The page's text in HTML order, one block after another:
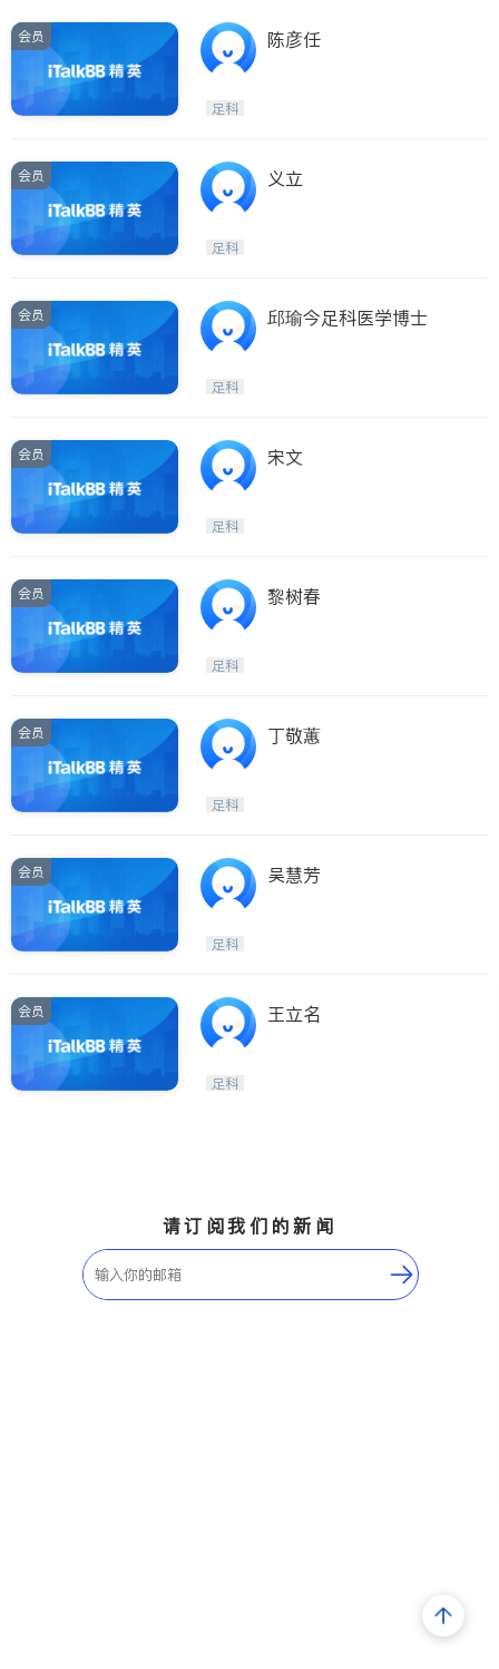
会员 陈彦任
足科
会员 义立
足科
会员 邱瑜今足科医学博士
足科
会员 宋文
足科
会员 黎树春
足科
会员 丁敬蕙
足科
会员 吴慧芳
足科
会员 王立名
足科
请订阅我们的新闻